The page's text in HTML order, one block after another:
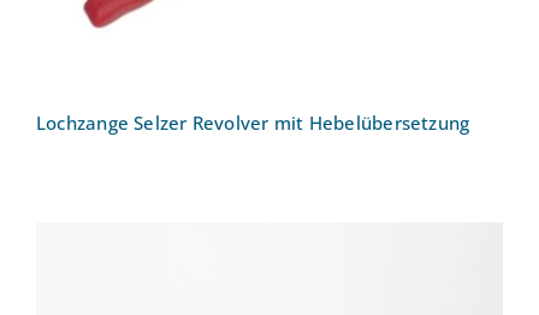
Lochzange Selzer Revolver mit Hebelübersetzung